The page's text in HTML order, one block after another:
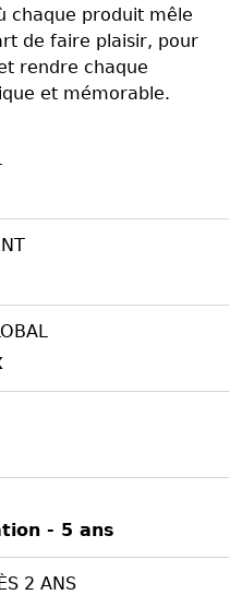
chaque produit mêle
de faire plaisir, pour
rendre chaque
et mémorable.
- 5 ans
2 ANS